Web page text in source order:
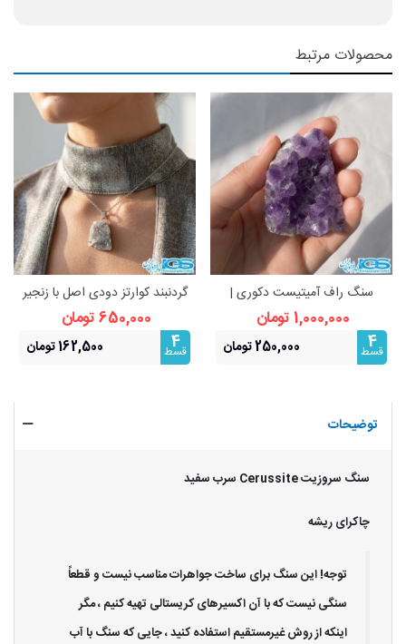
محصولات مرتبط
سنگ راف آمیتیست دکوری |
زیبایی طبیعی و انرژی‌بخش
1,000,000 تومان
4
قسط 250,000 تومان
گردنبند کوارتز دودی اصل با زنجیر
استیل | آرامش و محافظت انرژی
650,000 تومان
4
قسط 162,500 تومان
توضیحات
سنگ سروزیت Cerussite سرب سفید
چاکرای ریشه
توجه! این سنگ برای ساخت جواهرات مناسب نیست و قطعاً
سنگی نیست که با آن اکسیرهای کریستالی تهیه کنیم ، مگر
اینکه از روش غیرمستقیم استفاده کنید ، جایی که سنگ با آب